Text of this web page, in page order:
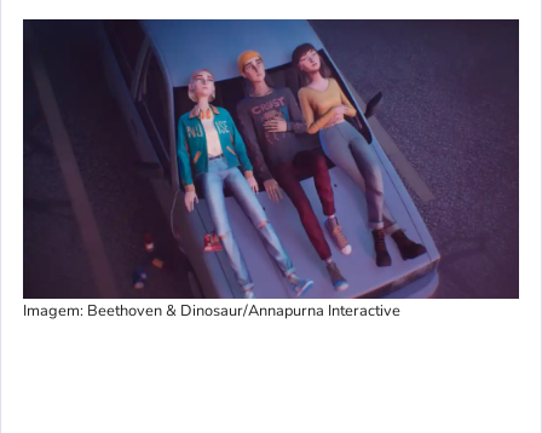
Imagem: Beethoven & Dinosaur/Annapurna Interactive